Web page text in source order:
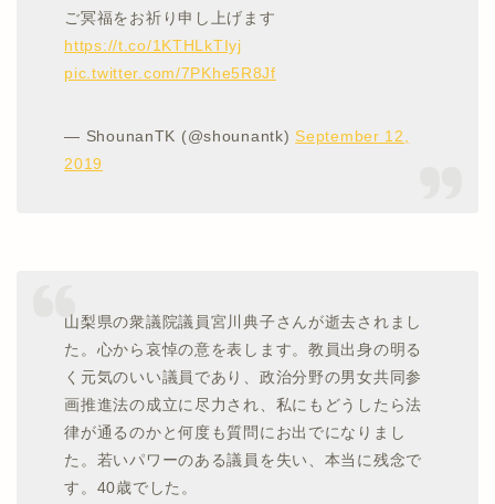
ご冥福をお祈り申し上げます
https://t.co/1KTHLkTIyj
pic.twitter.com/7PKhe5R8Jf
— ShounanTK (@shounantk) September 12,
2019
山梨県の衆議院議員宮川典子さんが逝去されまし
た。心から哀悼の意を表します。教員出身の明る
く元気のいい議員であり、政治分野の男女共同参
画推進法の成立に尽力され、私にもどうしたら法
律が通るのかと何度も質問にお出でになりまし
た。若いパワーのある議員を失い、本当に残念で
す。40歳でした。